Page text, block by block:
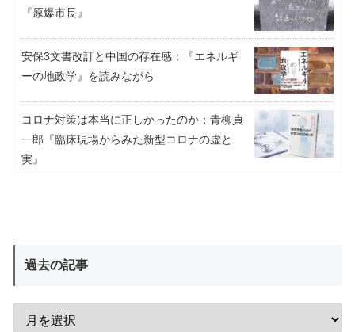
『原爆市長』
安保3文書改訂と中国の存在感：『エネルギ
ーの地政学』を読みながら
コロナ対策は本当に正しかったのか：青柳貞
一郎『臨床現場からみた新型コロナの虚と
実』
過去の記事